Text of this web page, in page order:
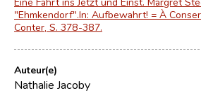
"Ehmkendorf".In: Aufbewahrt! = À
Conter, S. 378-387.
Auteur(e)
Nathalie Jacoby